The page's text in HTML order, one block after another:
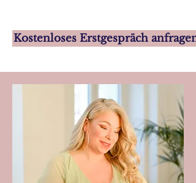
Kostenloses Erstgespräch anfragen